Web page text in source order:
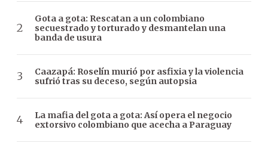
Gota a gota: Rescatan a un colombiano
secuestrado y torturado y desmantelan una
banda de usura
Caazapá: Roselín murió por asfixia y la violencia
sufrió tras su deceso, según autopsia
La mafia del gota a gota: Así opera el negocio
extorsivo colombiano que acecha a Paraguay